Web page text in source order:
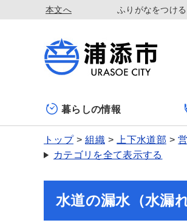
本文へ ふりがなをつける
暮らしの情報
トップ 組織 上下水道部
カテゴリを全て表示する
水道の漏水（水漏